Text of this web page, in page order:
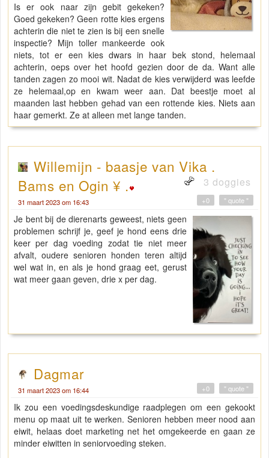
Is er ook naar zijn gebit gekeken?
Goed gekeken? Geen rotte kies ergens
achterin die niet te zien is bij een snelle
inspectie? Mijn toller mankeerde ook
niets, tot er een kies dwars in haar bek stond, helemaal
achterin, oeps over het hoofd gezien door de da. Want alle
tanden zagen zo mooi wit. Nadat de kies verwijderd was leefde
ze helemaal,op en kwam weer aan. Dat beestje moet al
maanden last hebben gehad van een rottende kies. Niets aan
haar gemerkt. Ze at alleen met lange tanden.
Willemijn - baasje van Vika .
Bams en Ogin ¥ .
3 doggies
31 maart 2023 om 16:43 " quote "
+0
Je bent bij de dierenarts geweest, niets geen
problemen schrijf je, geef je hond eens drie
keer per dag voeding zodat tie niet meer
afvalt, oudere senioren honden teren altijd
wel wat in, en als je hond graag eet, gerust
wat meer gaan geven, drie x per dag.
Dagmar
31 maart 2023 om 16:44 " quote "
+0
Ik zou een voedingsdeskundige raadplegen om een gekookt
menu op maat uit te werken. Senioren hebben meer nood aan
eiwit, helaas doet marketing net het omgekeerde en gaan ze
minder eiwitten in seniorvoeding steken.